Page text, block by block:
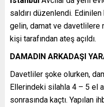
saldırı düzenlendi.
gelin, damat ve davetlilere
kişi tarafından ateş açıldı.
DAMADIN ARKADAŞI
Davetliler şoke olurken,
Ellerindeki silahla 4 – 5 el
sonrasında kaçtı. Yapılan